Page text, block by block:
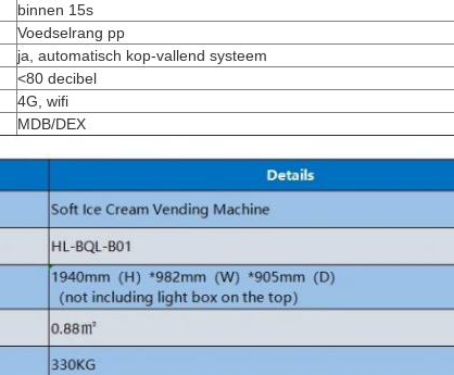
binnen 15s
Voedselrang pp
ja, automatisch kop-vallend systeem
<80 decibel
4G, wifi
MDB/DEX